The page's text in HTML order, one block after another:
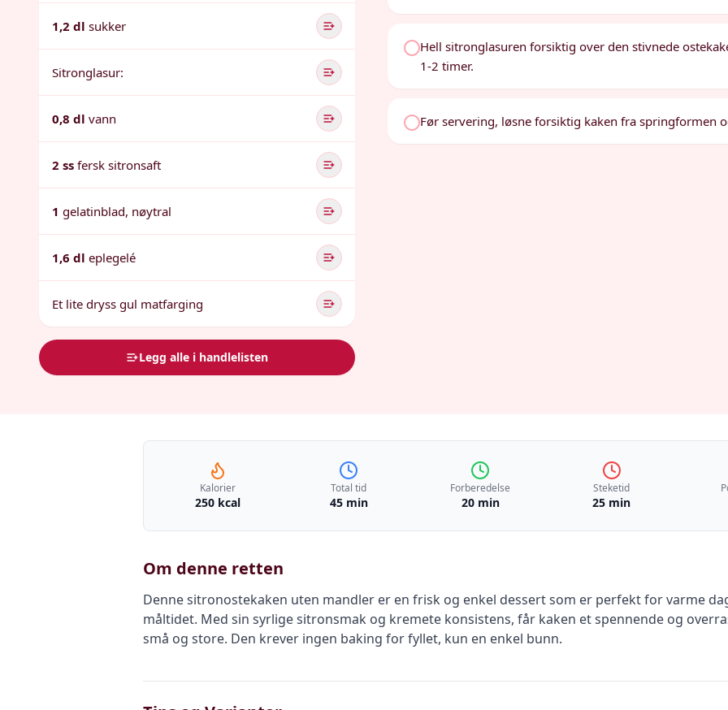
1,2 dl sukker
Sitronglasur:
0,8 dl vann
2 ss fersk sitronsaft
1 gelatinblad, nøytral
1,6 dl eplegelé
Et lite dryss gul matfarging
Legg alle i handlelisten
Hell sitronglasuren forsiktig over den stivnede
1-2 timer.
Før servering, løsne forsiktig kaken fra springformen
Kalorier
250 kcal
Total tid
45 min
Forberedelse
20 min
Steketid
25 min
Om denne retten
Denne sitronostekaken uten mandler er en frisk og enkel dessert som er perfekt for varme
måltidet. Med sin syrlige sitronsmak og kremete konsistens, får kaken et spennende og
små og store. Den krever ingen baking for fyllet, kun en enkel bunn.